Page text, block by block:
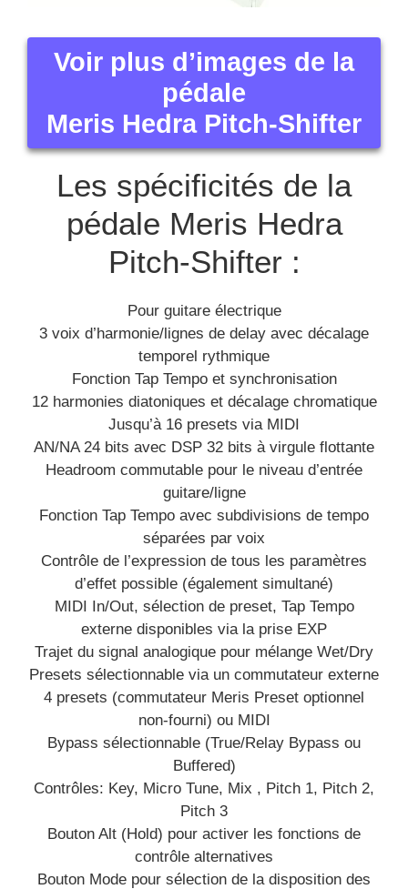
Voir plus d’images de la
pédale
Meris Hedra Pitch-Shifter
Les spécificités de la
pédale Meris Hedra
Pitch-Shifter :
Pour guitare électrique
3 voix d’harmonie/lignes de delay avec décalage
temporel rythmique
Fonction Tap Tempo et synchronisation
12 harmonies diatoniques et décalage chromatique
Jusqu’à 16 presets via MIDI
AN/NA 24 bits avec DSP 32 bits à virgule flottante
Headroom commutable pour le niveau d’entrée
guitare/ligne
Fonction Tap Tempo avec subdivisions de tempo
séparées par voix
Contrôle de l’expression de tous les paramètres
d’effet possible (également simultané)
MIDI In/Out, sélection de preset, Tap Tempo
externe disponibles via la prise EXP
Trajet du signal analogique pour mélange Wet/Dry
Presets sélectionnable via un commutateur externe
4 presets (commutateur Meris Preset optionnel
non-fourni) ou MIDI
Bypass sélectionnable (True/Relay Bypass ou
Buffered)
Contrôles: Key, Micro Tune, Mix , Pitch 1, Pitch 2,
Pitch 3
Bouton Alt (Hold) pour activer les fonctions de
contrôle alternatives
Bouton Mode pour sélection de la disposition des